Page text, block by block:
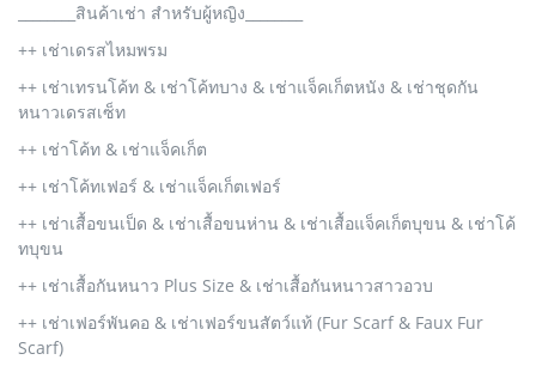
________สินค้าเช่า สำหรับผู้หญิง________
++ เช่าเดรสไหมพรม
++ เช่าเทรนโค้ท & เช่าโค้ทบาง & เช่าแจ็คเก็ตหนัง & เช่าชุดกัน
หนาวเดรสเซ็ท
++ เช่าโค้ท & เช่าแจ็คเก็ต
++ เช่าโค้ทเฟอร์ & เช่าแจ็คเก็ตเฟอร์
++ เช่าเสื้อขนเป็ด & เช่าเสื้อขนห่าน & เช่าเสื้อแจ็คเก็ตบุขน & เช่าโค้
ทบุขน
++ เช่าเสื้อกันหนาว Plus Size & เช่าเสื้อกันหนาวสาวอวบ
++ เช่าเฟอร์พันคอ & เช่าเฟอร์ขนสัตว์แท้ (Fur Scarf & Faux Fur
Scarf)